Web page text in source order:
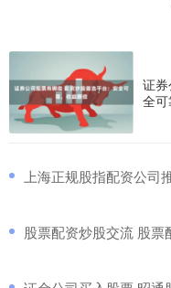
证
全
上海正规股指配资公司
股票配资炒股交流 股